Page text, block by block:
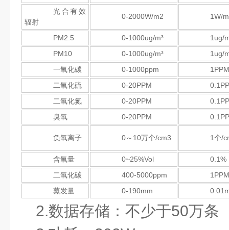
光合有效
辐射
0-2000W/m2 1W/
PM2.5 0-1000ug/m³
1ug/
PM10
0-1000ug/m³
1ug/
一氧化碳
0-1000ppm
1PPM
二氧化硫
0-20PPM
二氧化氮
0-20PPM
臭氧
0-20PPM
负氧离子 0～10万个/cm3 1个/
含氧量 0~25%Vol
0.1%
二氧化碳
400-5000ppm
1PPM
蒸发量
0-190mm
2.数据存储：不少于50万条